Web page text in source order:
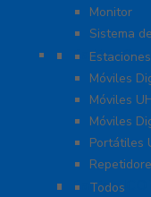
Monitor
Sistema
Radios
Móviles
Móviles
Móviles
Portátiles
Radios
Todos